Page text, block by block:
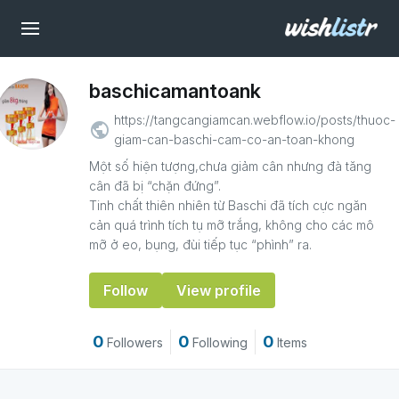
baschicamantoank
public https://tangcangiamcan.webflow.io/posts/thuoc-
giam-can-baschi-cam-co-an-toan-khong
Một số hiện tượng,chưa giảm cân nhưng đà tăng
cân đã bị “chặn đứng”.
Tinh chất thiên nhiên từ Baschi đã tích cực ngăn
cản quá trình tích tụ mỡ trắng, không cho các mô
mỡ ở eo, bụng, đùi tiếp tục “phình” ra.
Follow View profile
0 Followers 0 Following 0 Items